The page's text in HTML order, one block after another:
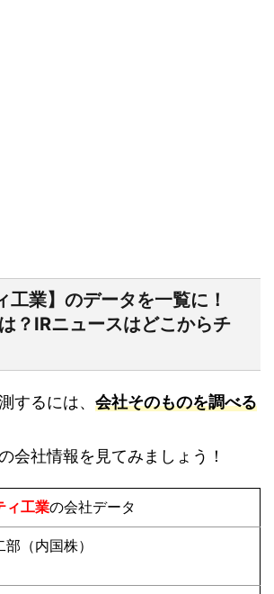
工業】のデータを一覧に！
？IRニュースはどこからチ
するには、 会社そのものを調べる
会社情報を見てみましょう！
ィ工業の会社データ
（内国株）